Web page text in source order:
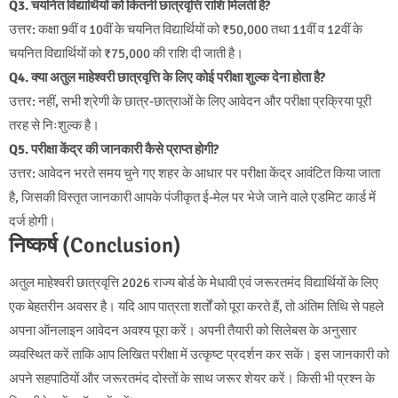
Q3. चयनित विद्यार्थियों को कितनी छात्रवृत्ति राशि मिलती है?
उत्तर: कक्षा 9वीं व 10वीं के चयनित विद्यार्थियों को ₹50,000 तथा 11वीं व 12वीं के
चयनित विद्यार्थियों को ₹75,000 की राशि दी जाती है।
Q4. क्या अतुल माहेश्वरी छात्रवृत्ति के लिए कोई परीक्षा शुल्क देना होता है?
उत्तर: नहीं, सभी श्रेणी के छात्र-छात्राओं के लिए आवेदन और परीक्षा प्रक्रिया पूरी
तरह से निःशुल्क है।
Q5. परीक्षा केंद्र की जानकारी कैसे प्राप्त होगी?
उत्तर: आवेदन भरते समय चुने गए शहर के आधार पर परीक्षा केंद्र आवंटित किया जाता
है, जिसकी विस्तृत जानकारी आपके पंजीकृत ई-मेल पर भेजे जाने वाले एडमिट कार्ड में
दर्ज होगी।
निष्कर्ष (Conclusion)
अतुल माहेश्वरी छात्रवृत्ति 2026 राज्य बोर्ड के मेधावी एवं जरूरतमंद विद्यार्थियों के लिए
एक बेहतरीन अवसर है। यदि आप पात्रता शर्तों को पूरा करते हैं, तो अंतिम तिथि से पहले
अपना ऑनलाइन आवेदन अवश्य पूरा करें। अपनी तैयारी को सिलेबस के अनुसार
व्यवस्थित करें ताकि आप लिखित परीक्षा में उत्कृष्ट प्रदर्शन कर सकें। इस जानकारी को
अपने सहपाठियों और जरूरतमंद दोस्तों के साथ जरूर शेयर करें। किसी भी प्रश्न के